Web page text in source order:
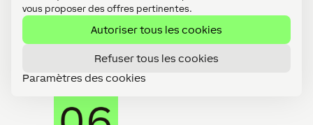
vous proposer des offres pertinentes.
Autoriser tous les cookies
Refuser tous les cookies
Paramètres des cookies